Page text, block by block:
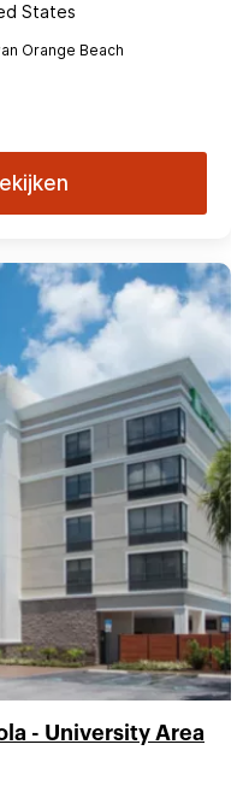
States
Orange Beach
- University Area